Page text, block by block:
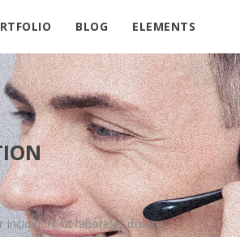
BLOG ELEMENTS
incididunt ut labore et dolore